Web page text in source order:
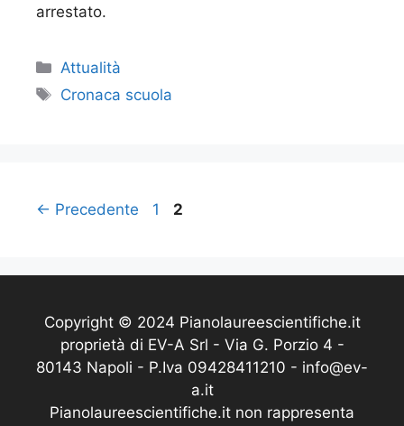
arrestato.
Categorie
Attualità
Tag
Cronaca scuola
← Precedente Pagina
1 Pagina
2
Copyright © 2024 Pianolaureescientifiche.it
proprietà di EV-A Srl - Via G. Porzio 4 -
80143 Napoli - P.Iva 09428411210 - info@ev-
a.it
Pianolaureescientifiche.it non rappresenta